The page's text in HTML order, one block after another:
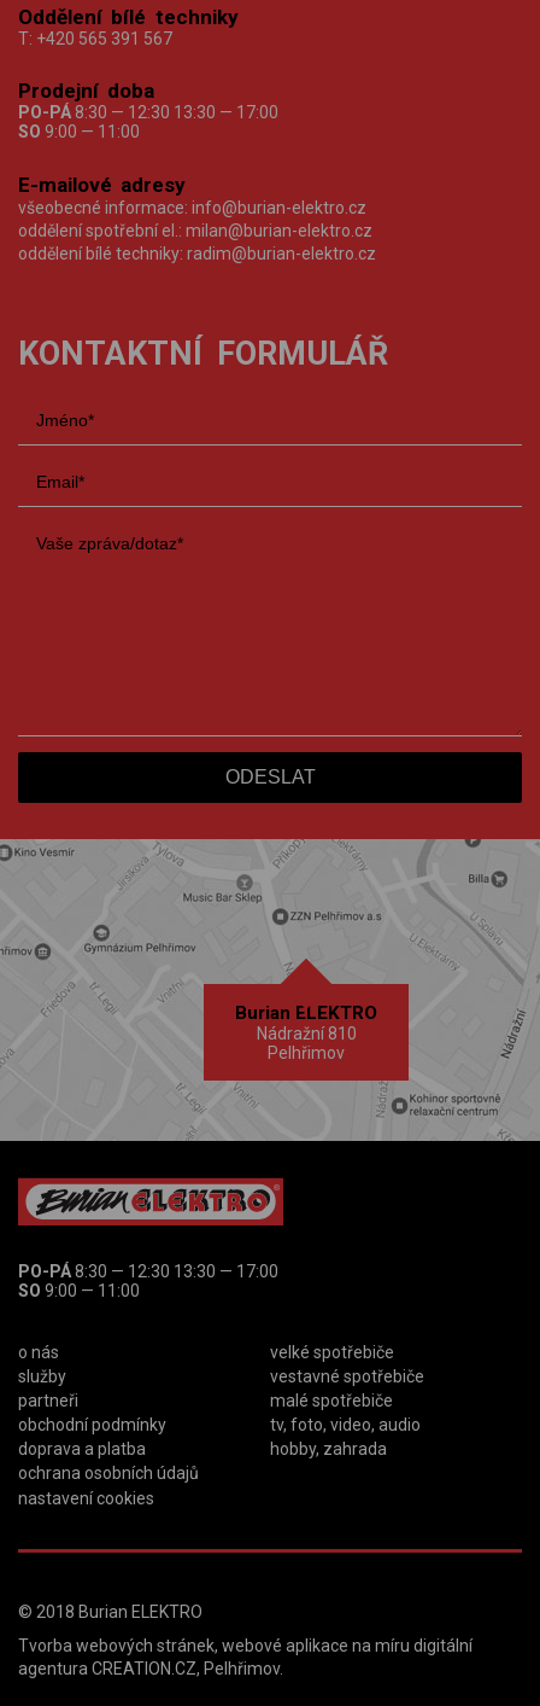
Oddělení bílé techniky
T: +420 565 391 567
Prodejní doba
PO-PÁ 8:30 — 12:30 13:30 — 17:00
SO 9:00 — 11:00
E-mailové adresy
všeobecné informace: info@burian-elektro.cz
oddělení spotřební el.: milan@burian-elektro.cz
oddělení bílé techniky: radim@burian-elektro.cz
KONTAKTNÍ FORMULÁŘ
Burian ELEKTRO
Nádražní 810
Pelhřimov
PO-PÁ8:30 — 12:30 13:30 — 17:00
SO 9:00 — 11:00
o nás
služby
partneři
obchodní podmínky
doprava a platba
ochrana osobních údajů
nastavení cookies
velké spotřebiče
vestavné spotřebiče
malé spotřebiče
tv, foto, video, audio
hobby, zahrada
© 2018 Burian ELEKTRO
Tvorba webových stránek, webové aplikace na míru digitální
agenturaCREATION.CZ, Pelhřimov.